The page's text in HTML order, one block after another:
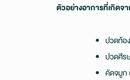
ตัวอย่างอาการที่เกิดจ
ปวดท้อ
ปวดศีร
คัดจมูก